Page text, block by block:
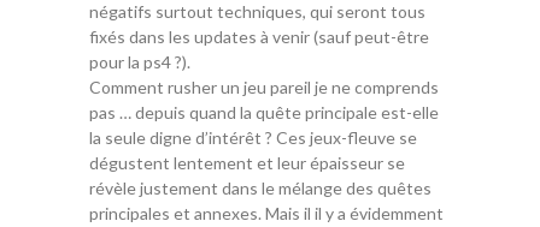
négatifs surtout techniques, qui seront tous
fixés dans les updates à venir (sauf peut-être
pour la ps4 ?).
Comment rusher un jeu pareil je ne comprends
pas … depuis quand la quête principale est-elle
la seule digne d’intérêt ? Ces jeux-fleuve se
dégustent lentement et leur épaisseur se
révèle justement dans le mélange des quêtes
principales et annexes. Mais il il y a évidemment